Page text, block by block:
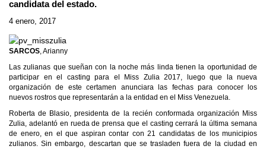
candidata del estado.
4 enero, 2017
SARCOS, Arianny
Las zulianas que sueñan con la noche más linda tienen la oportunidad de
participar en el casting para el Miss Zulia 2017, luego que la nueva
organización de este certamen anunciara las fechas para conocer los
nuevos rostros que representarán a la entidad en el Miss Venezuela.
Roberta de Blasio, presidenta de la recién conformada organización Miss
Zulia, adelantó en rueda de prensa que el casting cerrará la última semana
de enero, en el que aspiran contar con 21 candidatas de los municipios
zulianos. Sin embargo, descartan que se trasladen fuera de la ciudad en